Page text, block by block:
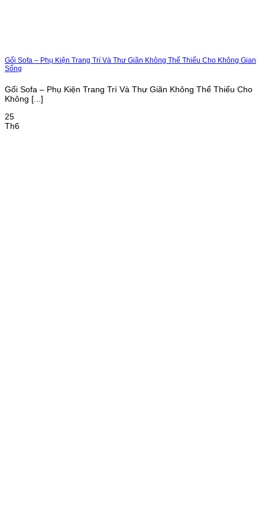
Gối Sofa – Phụ Kiện Trang Trí Và Thư Giãn Không Thể Thiếu Cho Không Gian
Sống
Gối Sofa – Phụ Kiện Trang Trí Và Thư Giãn Không Thể Thiếu Cho
Không [...]
25
Th6